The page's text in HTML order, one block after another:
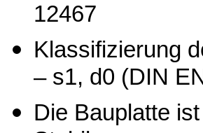
12467
Klassifizierung
– s1, d0 (DIN
Die Bauplatte ist